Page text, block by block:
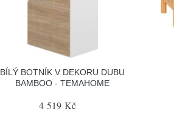
BÍLÝ BOTNÍK V DEKORU DUBU
BAMBOO - TEMAHOME
4 519 Kč